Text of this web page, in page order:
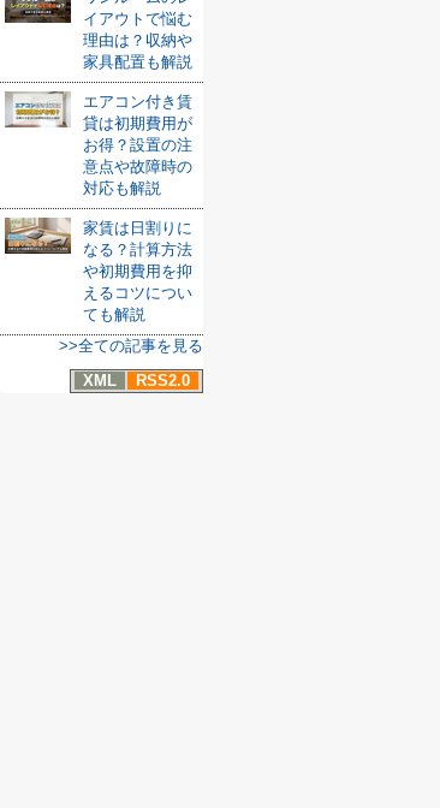
イアウトで悩む
理由は？収納や
家具配置も解説
エアコン付き賃
貸は初期費用が
お得？設置の注
意点や故障時の
対応も解説
家賃は日割りに
なる？計算方法
や初期費用を抑
えるコツについ
ても解説
>>全ての記事を見る
XML
RSS2.0